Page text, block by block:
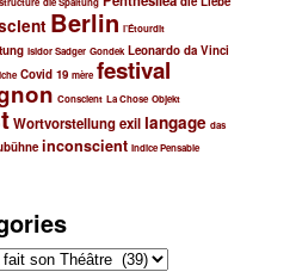
Berlin l’Étourdit
Isidor Sadger Gondek Leonardo da Vinci
Covid 19 mère festival
Conscient La Chose Objekt
Wortvorstellungexil langage das
inconscient Indice Pensable